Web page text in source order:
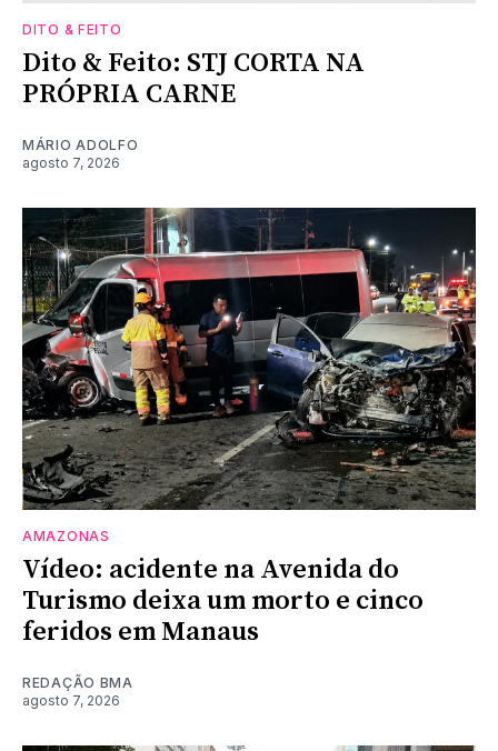
DITO & FEITO
Dito & Feito: STJ CORTA NA
PRÓPRIA CARNE
MÁRIO ADOLFO
agosto 7, 2026
AMAZONAS
Vídeo: acidente na Avenida do
Turismo deixa um morto e cinco
feridos em Manaus
REDAÇÃO BMA
agosto 7, 2026